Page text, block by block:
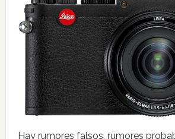
Hay rumores falsos, rumores